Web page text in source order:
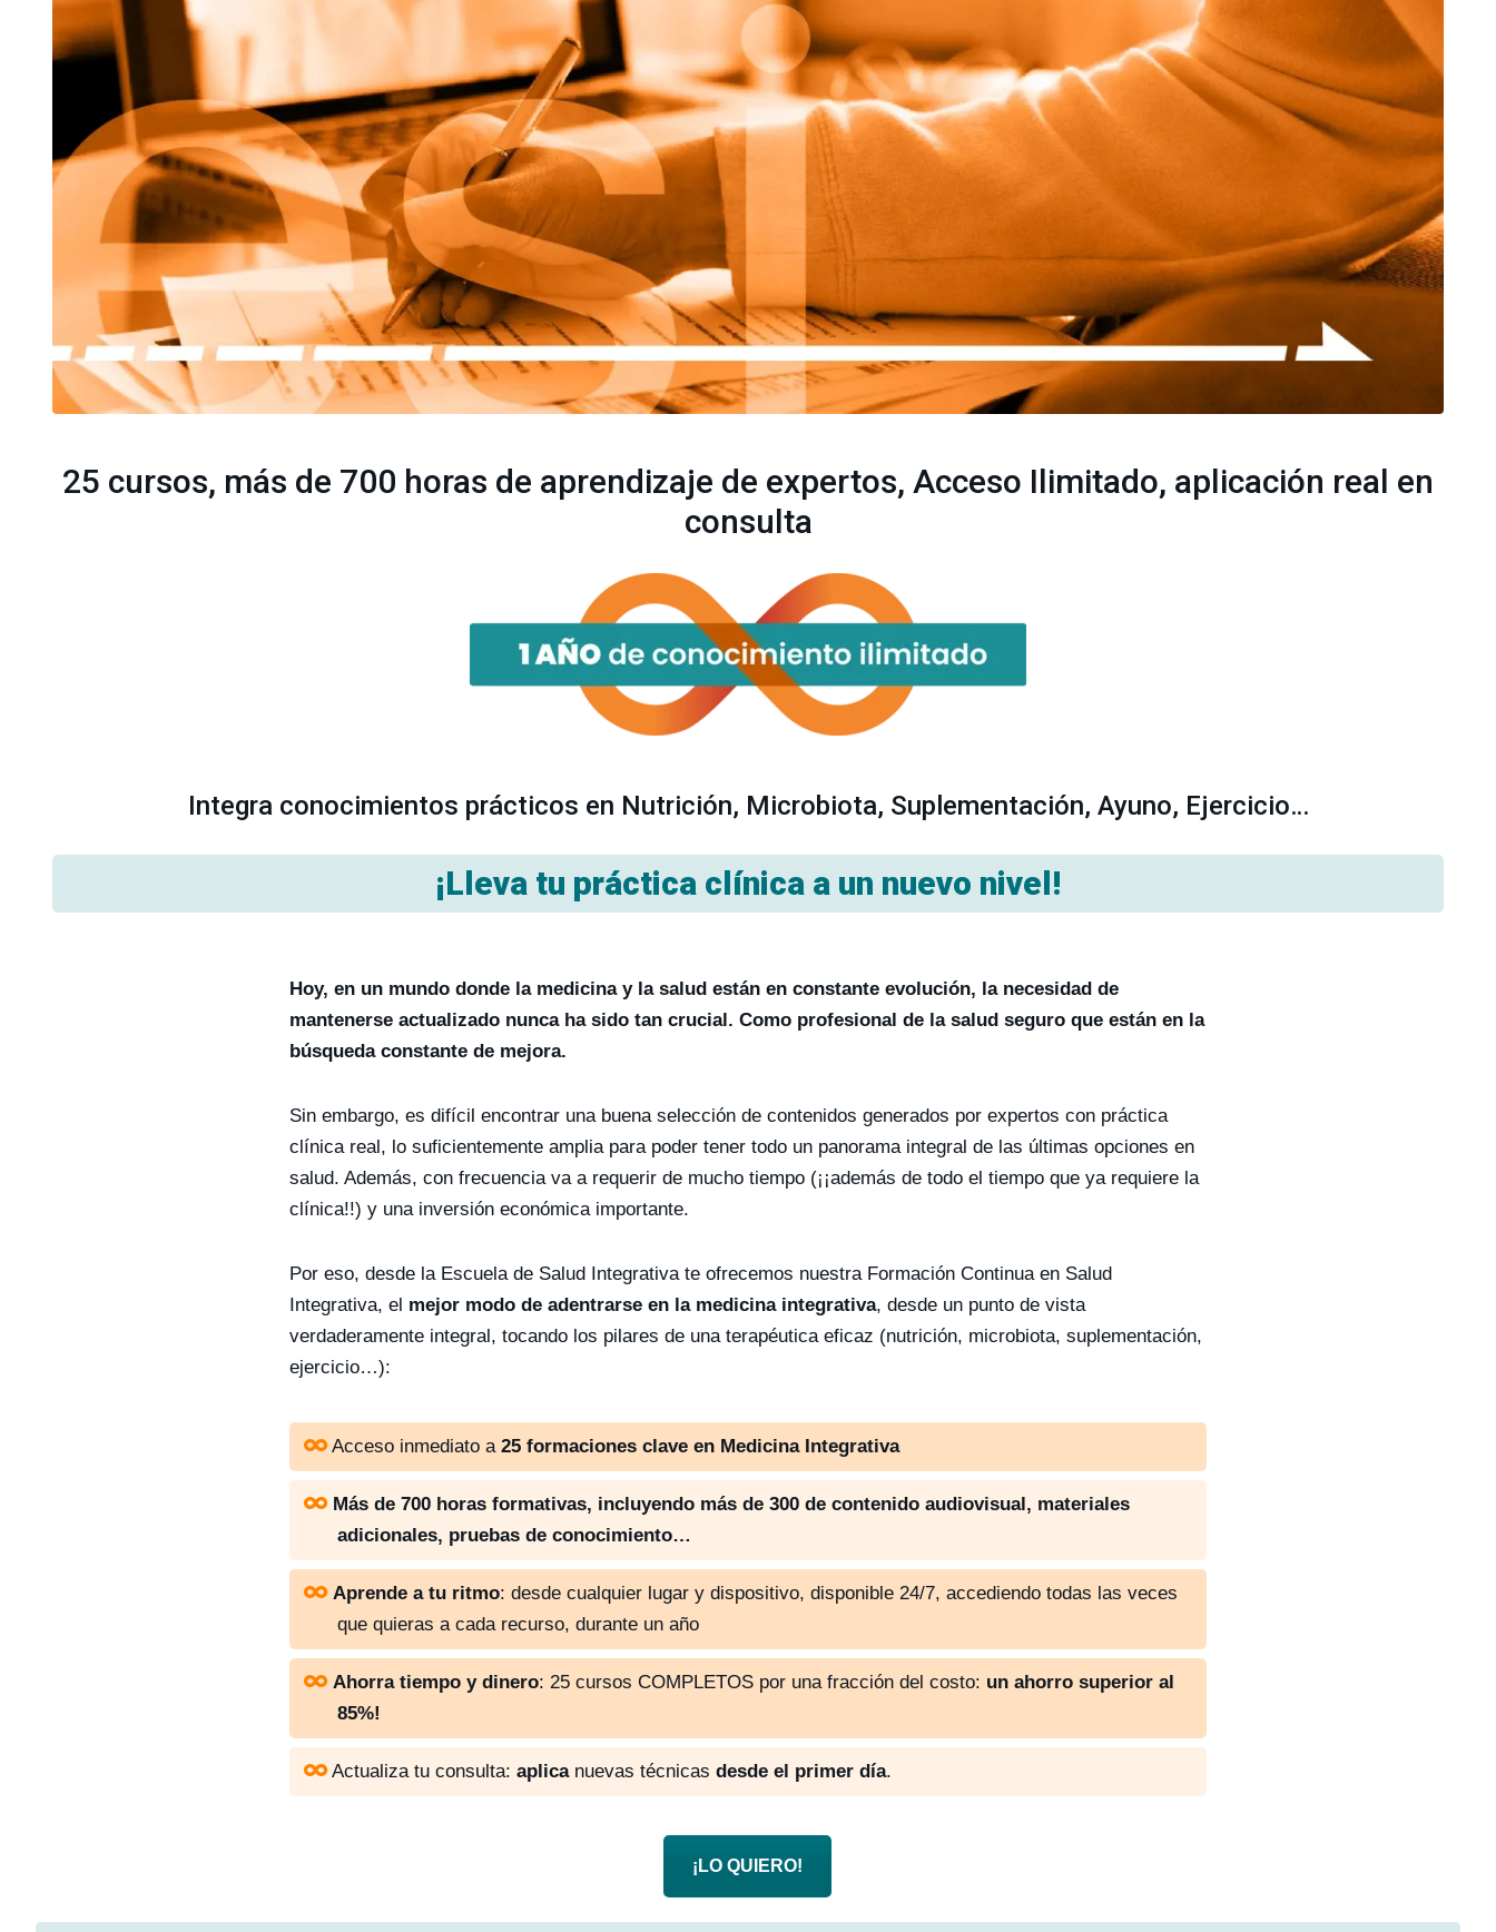
25 cursos, más de 700 horas de aprendizaje de expertos, Acceso Ilimitado, aplicación real en
consulta
Integra conocimientos prácticos en Nutrición, Microbiota, Suplementación, Ayuno, Ejercicio…
¡Lleva tu práctica clínica a un nuevo nivel!
Hoy, en un mundo donde la medicina y la salud están en constante evolución, la necesidad de
mantenerse actualizado nunca ha sido tan crucial. Como profesional de la salud seguro que están en la
búsqueda constante de mejora.
Sin embargo, es difícil encontrar una buena selección de contenidos generados por expertos con práctica
clínica real, lo suficientemente amplia para poder tener todo un panorama integral de las últimas opciones en
salud. Además, con frecuencia va a requerir de mucho tiempo (¡¡además de todo el tiempo que ya requiere la
clínica!!) y una inversión económica importante.
Por eso, desde la Escuela de Salud Integrativa te ofrecemos nuestra Formación Continua en Salud
Integrativa, el mejor modo de adentrarse en la medicina integrativa, desde un punto de vista
verdaderamente integral, tocando los pilares de una terapéutica eficaz (nutrición, microbiota, suplementación,
ejercicio…):
Acceso inmediato a25 formaciones clave en Medicina Integrativa
Más de 700 horas formativas, incluyendo más de 300 de contenido audiovisual, materiales
adicionales, pruebas de conocimiento…
Aprende a tu ritmo: desde cualquier lugar y dispositivo, disponible 24/7, accediendo todas las veces
que quieras a cada recurso, durante un año
Ahorra tiempo y dinero: 25 cursos COMPLETOS por una fracción del costo: un ahorro superior al
85%!
Actualiza tu consulta:aplica nuevas técnicasdesde el primer día.
¡LO QUIERO!